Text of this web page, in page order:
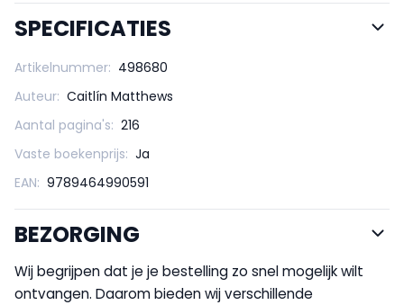
SPECIFICATIES
Artikelnummer: 498680
Auteur: Caitlín Matthews
Aantal pagina's: 216
Vaste boekenprijs: Ja
EAN: 9789464990591
BEZORGING
Wij begrijpen dat je je bestelling zo snel mogelijk wilt
ontvangen. Daarom bieden wij verschillende